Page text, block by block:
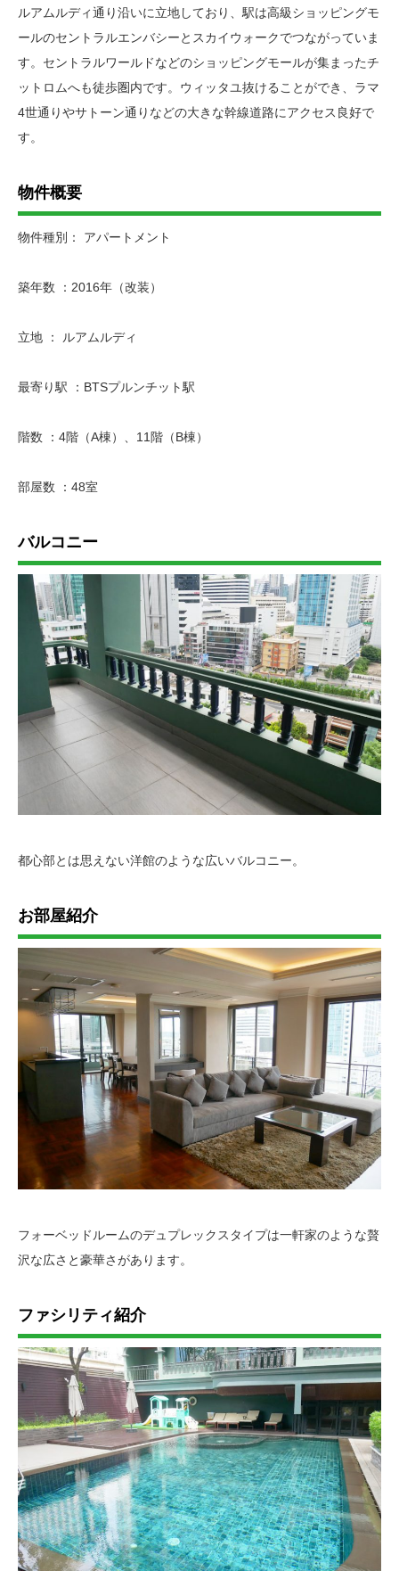
ルアムルディ通り沿いに立地しており、駅は高級ショッピングモ
ールのセントラルエンバシーとスカイウォークでつながっていま
す。セントラルワールドなどのショッピングモールが集まったチ
ットロムへも徒歩圏内です。ウィッタユ抜けることができ、ラマ
4世通りやサトーン通りなどの大きな幹線道路にアクセス良好で
す。
物件概要
物件種別： アパートメント
築年数 ：2016年（改装）
立地 ： ルアムルディ
最寄り駅 ：BTSプルンチット駅
階数 ：4階（A棟）、11階（B棟）
部屋数 ：48室
バルコニー
都心部とは思えない洋館のような広いバルコニー。
お部屋紹介
フォーベッドルームのデュプレックスタイプは一軒家のような贅
沢な広さと豪華さがあります。
ファシリティ紹介